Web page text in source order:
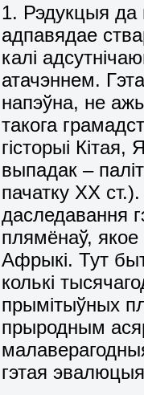
1. Рэдукцыя
адпавядае
калі
атачэннем.
напэўна, не
такога
гісторыі
выпадак –
пачатку ХХ
даследавання
плямёнаў, якое
Афрыкі. Тут
колькі
прымітыўных
прыродным
гэтая